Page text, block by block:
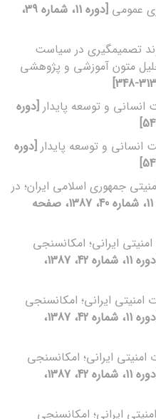
عمومی
[دوره 11، شماره 39،
تصمیم‏گیری در سیاست
متون آموزشی و پژوهشی
انسانی و توسعه پایدار [دوره
انسانی و توسعه پایدار [دوره
جمهوری اسلامی ایران؛ در
[دوره 11، شماره 40، 1387، صفحه
ایرانی؛ امکان‏سنجی
[دوره 11، شماره 42، 1387،
امنیتی ایرانی؛ امکان‏سنجی
[دوره 11، شماره 42، 1387،
امنیتی ایرانی؛ امکان‏سنجی
[دوره 11، شماره 42، 1387،
ایرانی؛ امکان‏سنجی